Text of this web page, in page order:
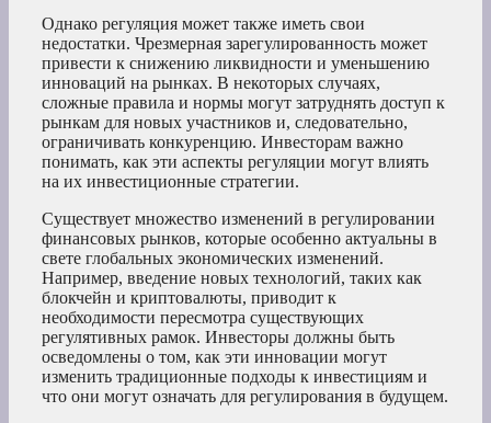
Однако регуляция может также иметь свои
недостатки. Чрезмерная зарегулированность может
привести к снижению ликвидности и уменьшению
инноваций на рынках. В некоторых случаях,
сложные правила и нормы могут затруднять доступ к
рынкам для новых участников и, следовательно,
ограничивать конкуренцию. Инвесторам важно
понимать, как эти аспекты регуляции могут влиять
на их инвестиционные стратегии.
Существует множество изменений в регулировании
финансовых рынков, которые особенно актуальны в
свете глобальных экономических изменений.
Например, введение новых технологий, таких как
блокчейн и криптовалюты, приводит к
необходимости пересмотра существующих
регулятивных рамок. Инвесторы должны быть
осведомлены о том, как эти инновации могут
изменить традиционные подходы к инвестициям и
что они могут означать для регулирования в будущем.